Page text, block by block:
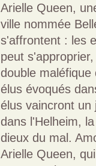
Arielle Queen,
ville nommée
s'affrontent : les
peut
double
élus évoqués
élus vaincront
dans l'Helheim,
dieux du mal.
Arielle Queen,